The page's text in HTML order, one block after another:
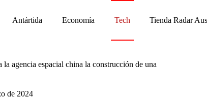
Antártida Economía Tech Tienda Radar
agencia espacial china la construcción de una
de 2024